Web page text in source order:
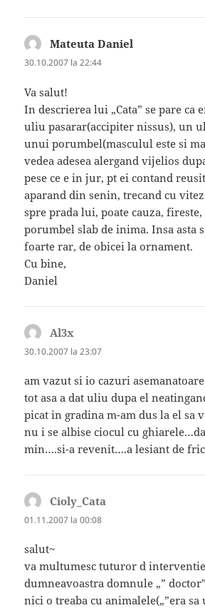
Mateuta Daniel
30.10.2007 la 22:44
Va salut!
In descrierea lui „Cata” se pare ca
uliu pasarar(accipiter nissus), un
unui porumbel(masculul este si
vedea adesea alergand vijelios
pese ce e in jur, pt ei contand
aparand din senin, trecand cu
spre prada lui, poate cauza,
porumbel slab de inima. Insa asta
foarte rar, de obicei la ornament.
Cu bine,
Daniel
Al3x
30.10.2007 la 23:07
am vazut si io cazuri
tot asa a dat uliu dupa el
picat in gradina m-am dus la el sa
nu i se albise ciocul cu
min….si-a revenit….a lesiant de
Cioly_Cata
01.11.2007 la 00:08
salut~
va multumesc tuturor d
dumneavoastra domnule „”
nici o treaba cu animalele(„”era